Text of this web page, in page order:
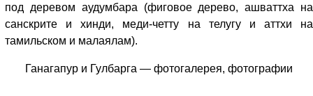
под деревом аудумбара (фиговое дерево, ашваттха на
санскрите и хинди, меди-четту на телугу и аттхи на
тамильском и малаялам).
Ганагапур и Гулбарга — фотогалерея, фотографии